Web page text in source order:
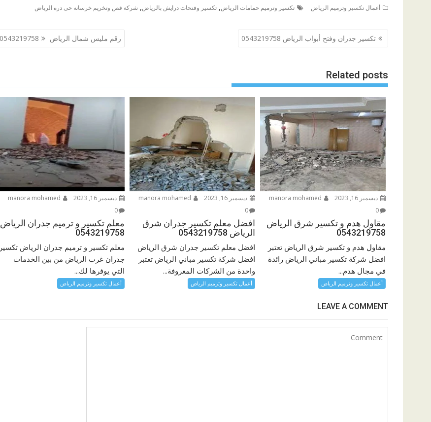
أعمال تكسير وترميم الرياض تكسير وترميم حمامات الرياض, تكسير وفتحات درايش بالرياض, شركة قص وتخريم خرسانه حى دره الرياض
تصفّح
المقالات
تكسير جدران وفتح أبواب الرياض 0543219758 رقم مليس شمال الرياض 0543219758
Related posts
ديسمبر 16, 2023
0
مقاول هدم و تكسير شرق الرياض
0543219758
مقاول هدم و تكسير شرق الرياض تعتبر
افضل شركة تكسير مباني الرياض رائدة
في مجال هدم...
أعمال تكسير وترميم الرياض
ديسمبر 16, 2023
0
افضل معلم تكسير جدران شرق
الرياض 0543219758
افضل معلم تكسير جدران شرق الرياض
افضل شركة تكسير مباني الرياض تعتبر
واحدة من الشركات المعروفة...
أعمال تكسير وترميم الرياض
ديسمبر 16, 2023
0
معلم تكسير و ترميم جدران الرياض
0543219758
معلم تكسير و ترميم جدران الرياض تكسير
جدران غرب الرياض من بين الخدمات
التي يوفرها لك...
أعمال تكسير وترميم الرياض
LEAVE A COMMENT